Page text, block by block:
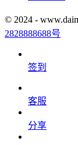
© 2024 -
2828888688号
签到
客服
分享